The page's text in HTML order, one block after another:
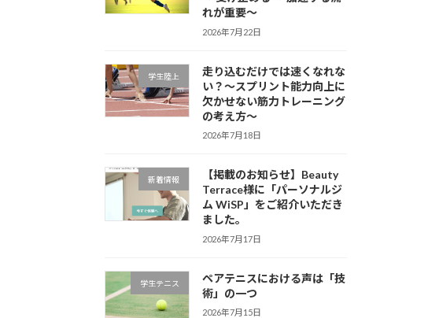
れが重要～
2026年7月22日
学生陸上
走り込むだけでは速くなれな
い？～スプリント能力向上に
欠かせない筋力トレーニング
の考え方～
2026年7月18日
新着情報
【掲載のお知らせ】Beauty
Terrace様に「パーソナルジ
ム WiSP」をご紹介いただき
ました。
2026年7月17日
学生テニス
ペアテニスにおける声は「技
術」の一つ
2026年7月15日